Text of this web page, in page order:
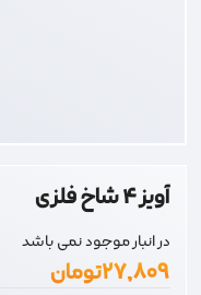
آویز 4 شاخ فلزی
در انبار موجود نمی باشد
۲۷,۸۰۹تومان